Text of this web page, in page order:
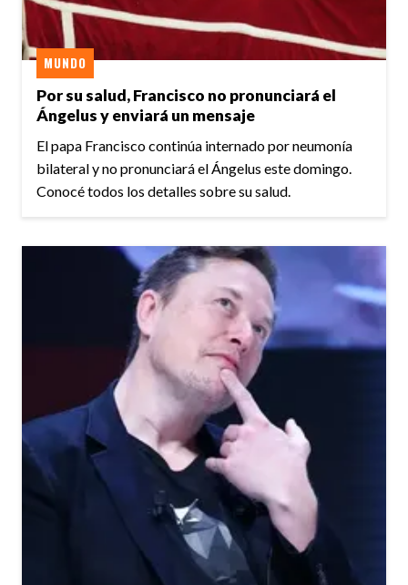
Por su salud, Francisco no pronunciará el
Ángelus y enviará un mensaje
MUNDO
El papa Francisco continúa internado por neumonía
bilateral y no pronunciará el Ángelus este domingo.
Conocé todos los detalles sobre su salud.